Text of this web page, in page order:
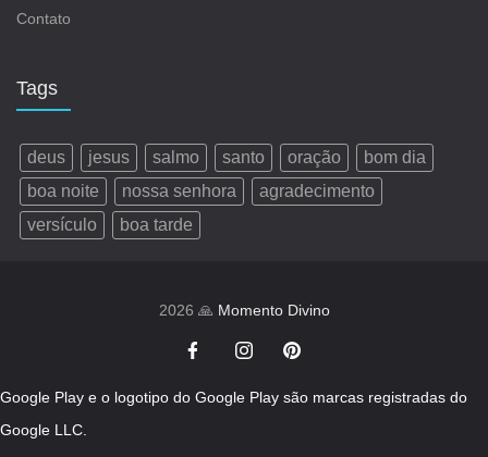
Contato
Tags
deus jesus salmo santo oração
bom dia
boa noite
nossa senhora
agradecimento
versículo
boa tarde
2026 🙏 Momento Divino
Google Play e o logotipo do Google Play são marcas registradas do
Google LLC.